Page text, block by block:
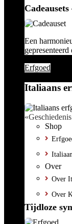
Een
Erfgoed
Italiaans
Shop
Over
Over
Over
Tijdloze